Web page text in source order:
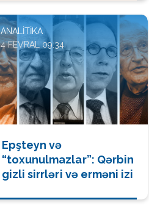
ANALITIKA
4 FEVRAL 09:34
Epşteyn və
“toxunulmazlar”: Qərbin
gizli sirrləri və erməni izi